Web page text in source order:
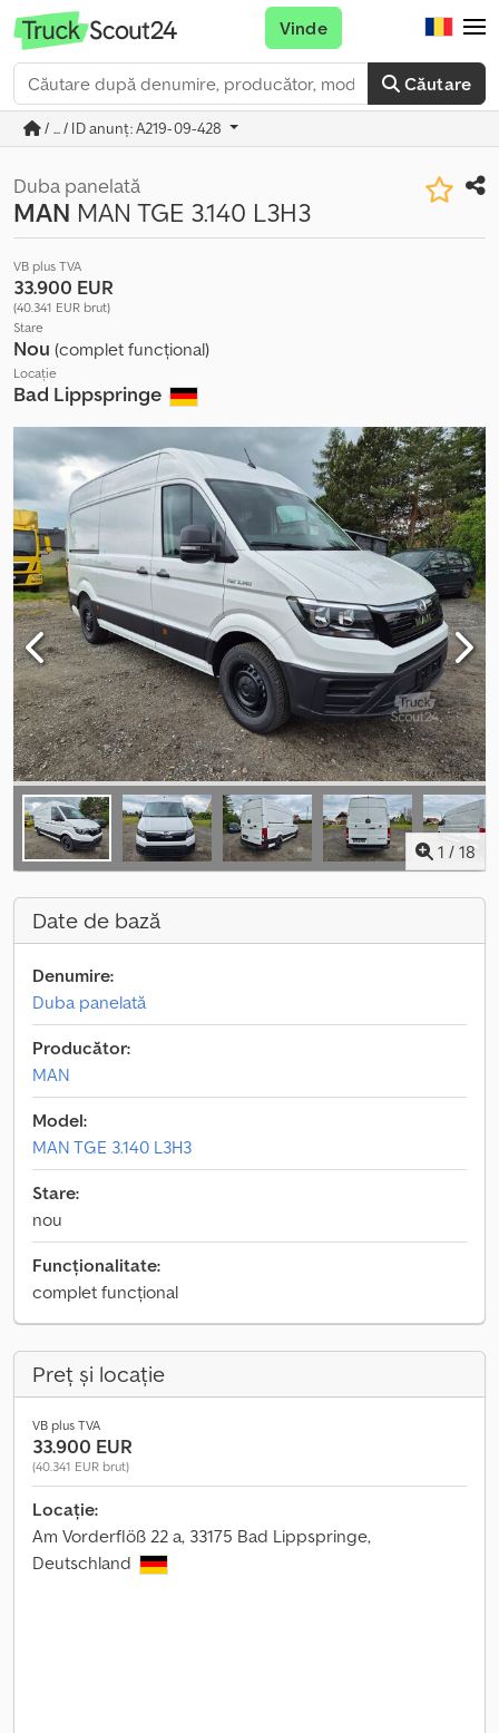
Căutare
Vinde
/ ... / ID anunț: A219-09-428
Duba panelată
MAN MAN TGE 3.140 L3H3
VB plus TVA
33.900 EUR
(40.341 EUR brut)
Stare
Nou (complet funcțional)
Locație
Bad Lippspringe
1 / 18
Date de bază
Denumire:
Duba panelată
Producător:
MAN
Model:
MAN TGE 3.140 L3H3
Stare:
nou
Funcționalitate:
complet funcțional
Preț și locație
VB plus TVA
33.900 EUR
(40.341 EUR brut)
Locație:
Am Vorderflöß 22 a, 33175 Bad Lippspringe,
Deutschland